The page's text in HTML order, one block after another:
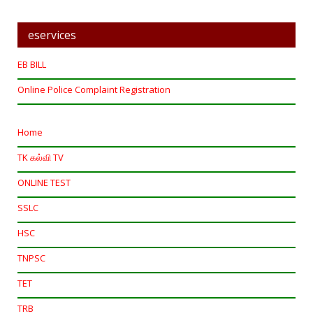
eservices
EB BILL
Online Police Complaint Registration
Home
TK கல்வி TV
ONLINE TEST
SSLC
HSC
TNPSC
TET
TRB